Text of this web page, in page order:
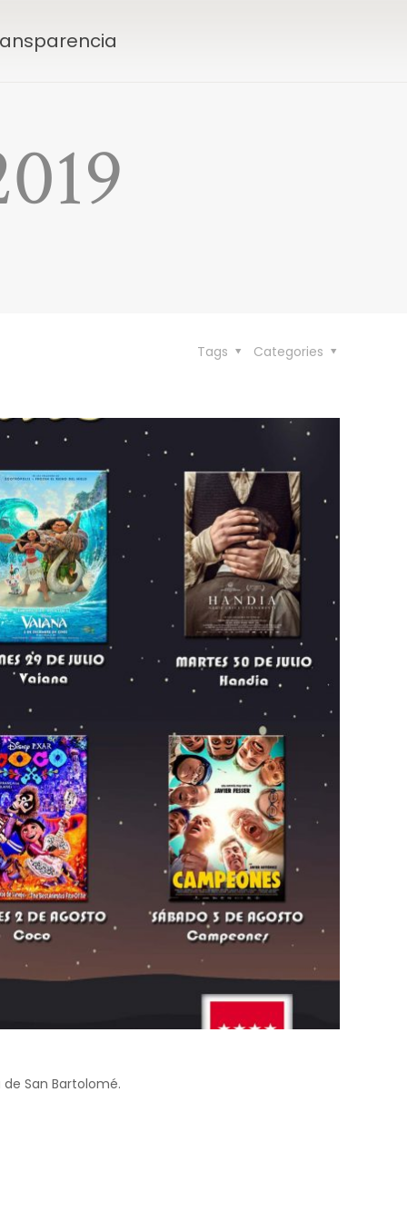
Categories
Tags
San Bartolomé.